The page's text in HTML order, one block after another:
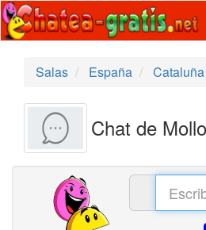
Salas
España Cataluña
Chat de